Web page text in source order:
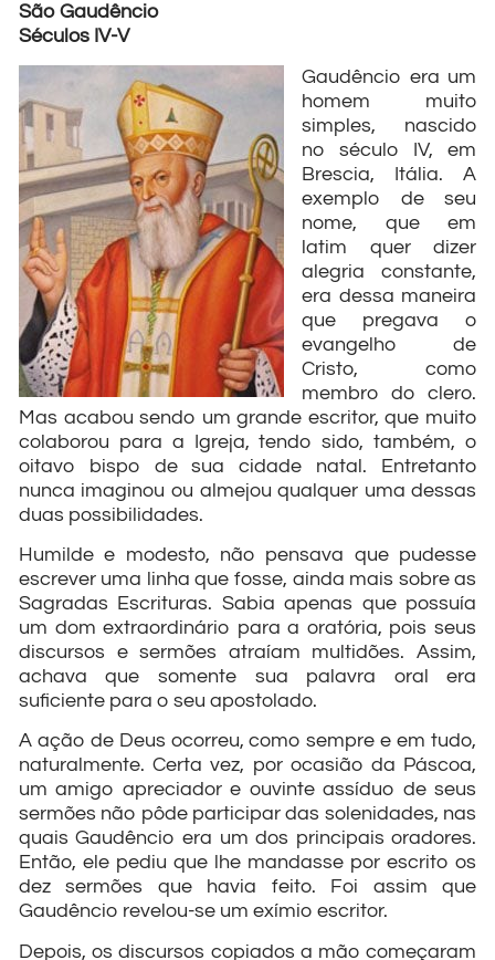
São Gaudêncio
Séculos IV-V
Gaudêncio era um
homem muito
simples, nascido
no século IV, em
Brescia, Itália. A
exemplo de seu
nome, que em
latim quer dizer
alegria constante,
era dessa maneira
que pregava o
evangelho de
Cristo, como
membro do clero.
Mas acabou sendo um grande escritor, que muito
colaborou para a Igreja, tendo sido, também, o
oitavo bispo de sua cidade natal. Entretanto
nunca imaginou ou almejou qualquer uma dessas
duas possibilidades.
Humilde e modesto, não pensava que pudesse
escrever uma linha que fosse, ainda mais sobre as
Sagradas Escrituras. Sabia apenas que possuía
um dom extraordinário para a oratória, pois seus
discursos e sermões atraíam multidões. Assim,
achava que somente sua palavra oral era
suficiente para o seu apostolado.
A ação de Deus ocorreu, como sempre e em tudo,
naturalmente. Certa vez, por ocasião da Páscoa,
um amigo apreciador e ouvinte assíduo de seus
sermões não pôde participar das solenidades, nas
quais Gaudêncio era um dos principais oradores.
Então, ele pediu que lhe mandasse por escrito os
dez sermões que havia feito. Foi assim que
Gaudêncio revelou-se um exímio escritor.
Depois, os discursos copiados a mão começaram